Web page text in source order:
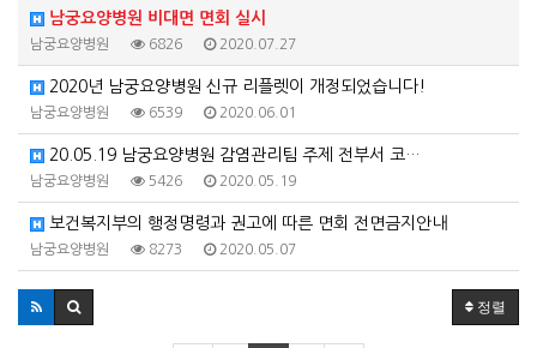
남궁요양병원 비대면 면회 실시
남궁요양병원 6826 2020.07.27
2020년 남궁요양병원 신규 리플렛이 개정되었습니다!
남궁요양병원 6539 2020.06.01
20.05.19 남궁요양병원 감염관리팀 주제 전부서 코…
남궁요양병원 5426 2020.05.19
보건복지부의 행정명령과 권고에 따른 면회 전면금지안내
남궁요양병원 8273 2020.05.07
정렬